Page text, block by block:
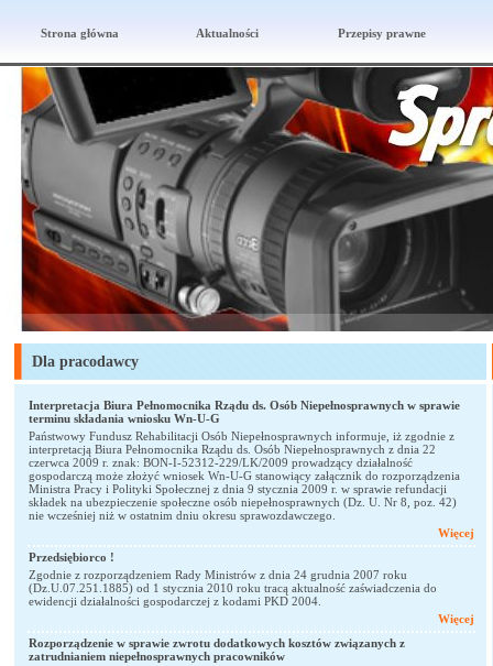
Strona główna Aktualności Przepisy prawne
Dla pracodawcy
Interpretacja Biura Pełnomocnika Rządu ds. Osób Niepełnosprawnych w sprawie
terminu składania wniosku Wn-U-G
Państwowy Fundusz Rehabilitacji Osób Niepełnosprawnych informuje, iż zgodnie z
interpretacją Biura Pełnomocnika Rządu ds. Osób Niepełnosprawnych z dnia 22
czerwca 2009 r. znak: BON-I-52312-229/LK/2009 prowadzący działalność
gospodarczą może złożyć wniosek Wn-U-G stanowiący załącznik do rozporządzenia
Ministra Pracy i Polityki Społecznej z dnia 9 stycznia 2009 r. w sprawie refundacji
składek na ubezpieczenie społeczne osób niepełnosprawnych (Dz. U. Nr 8, poz. 42)
nie wcześniej niż w ostatnim dniu okresu sprawozdawczego.
Więcej
Przedsiębiorco !
Zgodnie z rozporządzeniem Rady Ministrów z dnia 24 grudnia 2007 roku
(Dz.U.07.251.1885) od 1 stycznia 2010 roku tracą aktualność zaświadczenia do
ewidencji działalności gospodarczej z kodami PKD 2004.
Więcej
Rozporządzenie w sprawie zwrotu dodatkowych kosztów związanych z
zatrudnianiem niepełnosprawnych pracowników